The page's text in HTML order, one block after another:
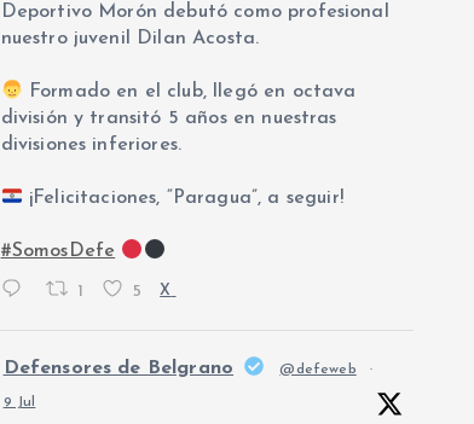
Deportivo Morón debutó como profesional
nuestro juvenil Dilan Acosta.
Formado en el club, llegó en octava
división y transitó 5 años en nuestras
divisiones inferiores.
¡Felicitaciones, “Paragua”, a seguir!
#SomosDefe
1 5 X
Defensores de Belgrano @defeweb ·
9 Jul